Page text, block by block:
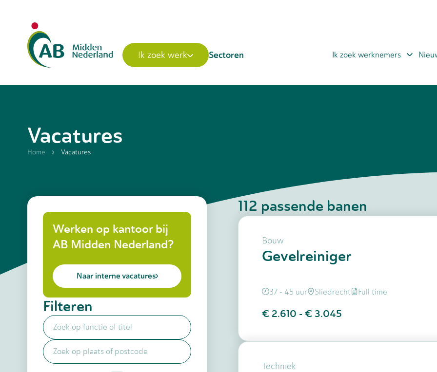
Ik zoek werk Sectoren Ik zoek werknemers
Vacatures
Home Vacatures
Werken op kantoor bij
AB Midden Nederland?
Naar interne vacatures
Filteren
112 passende banen
Bouw
Gevelreiniger
37 - 45 uur Sliedrecht Full time
€ 2.610 - € 3.045
Techniek